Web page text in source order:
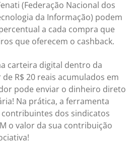
(Federação Nacional dos
da Informação) podem
a cada compra que
que oferecem o cashback.
carteira digital dentro da
R$ 20 reais acumulados em
pode enviar o dinheiro direto
Na prática, a ferramenta
dos sindicatos
o valor da sua contribuição